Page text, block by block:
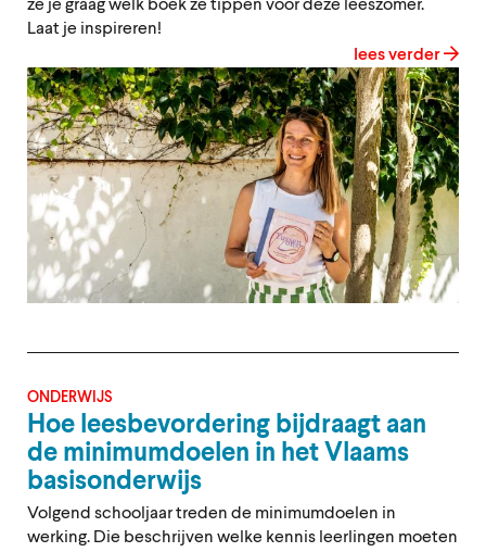
ze je graag welk boek ze tippen voor deze leeszomer.
Laat je inspireren!
lees verder
ONDERWIJS
Hoe leesbevordering bijdraagt aan
de minimumdoelen in het Vlaams
basisonderwijs
Volgend schooljaar treden de minimumdoelen in
werking. Die beschrijven welke kennis leerlingen moeten